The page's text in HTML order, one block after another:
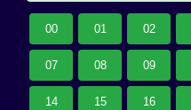
00 01 02
07 08 09
14 15 16